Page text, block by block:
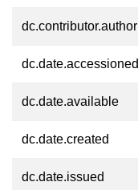
dc.contributor.author
dc.date.accessioned
dc.date.available
dc.date.created
dc.date.issued